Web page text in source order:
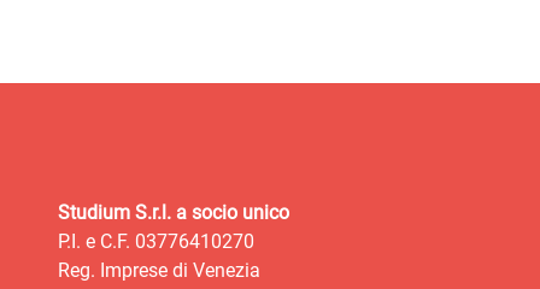
Studium S.r.l. a socio unico
P.I. e C.F. 03776410270
Reg. Imprese di Venezia